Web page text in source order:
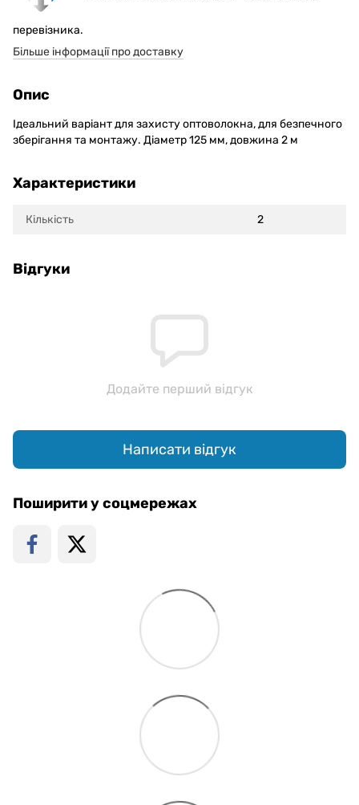
перевізника.
Більше інформації про доставку
Опис
Ідеальний варіант для захисту оптоволокна, для безпечного
зберігання та монтажу. Діаметр 125 мм, довжина 2 м
Характеристики
Кількість 2
Відгуки
Додайте перший відгук
Написати відгук
Поширити у соцмережах